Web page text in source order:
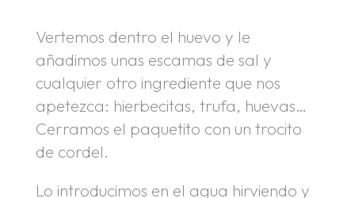
Vertemos dentro el huevo y le
añadimos unas escamas de sal y
cualquier otro ingrediente que nos
apetezca: hierbecitas, trufa, huevas…
Cerramos el paquetito con un trocito
de cordel.
Lo introducimos en el agua hirviendo y